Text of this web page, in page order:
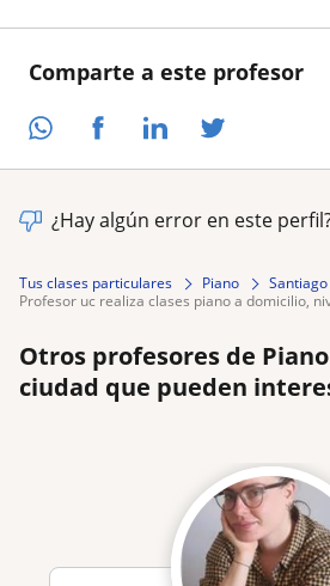
Comparte a este profesor
¿Hay algún error en este
Tus clases particulares Piano
Santiago
profesor uc realiza clases piano a domicilio,
Otros profesores de
ciudad que pueden